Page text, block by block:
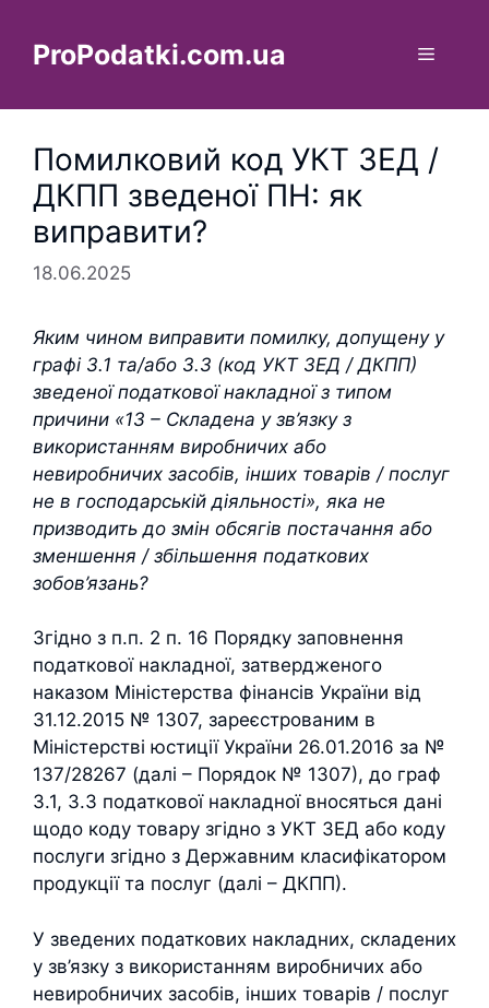
вмістуProPodatki.com.ua Меню
Помилковий код УКТ ЗЕД /
ДКПП зведеної ПН: як
виправити?
18.06.2025
Яким чином виправити помилку, допущену у
графі 3.1 та/або 3.3 (код УКТ ЗЕД / ДКПП)
зведеної податкової накладної з типом
причини «13 – Складена у зв’язку з
використанням виробничих або
невиробничих засобів, інших товарів / послуг
не в господарській діяльності», яка не
призводить до змін обсягів постачання або
зменшення / збільшення податкових
зобов’язань?
Згідно з п.п. 2 п. 16 Порядку заповнення
податкової накладної, затвердженого
наказом Міністерства фінансів України від
31.12.2015 № 1307, зареєстрованим в
Міністерстві юстиції України 26.01.2016 за №
137/28267 (далі – Порядок № 1307), до граф
3.1, 3.3 податкової накладної вносяться дані
щодо коду товару згідно з УКТ ЗЕД або коду
послуги згідно з Державним класифікатором
продукції та послуг (далі – ДКПП).
У зведених податкових накладних, складених
у зв’язку з використанням виробничих або
невиробничих засобів, інших товарів / послуг